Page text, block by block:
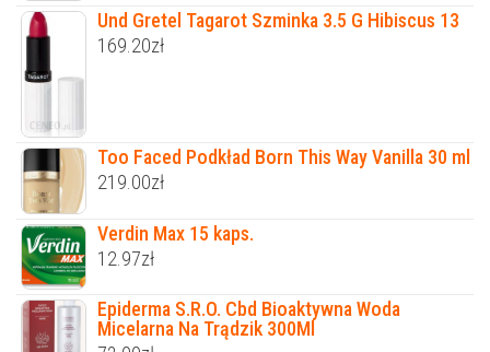
Und Gretel Tagarot Szminka 3.5 G Hibiscus 13
169.20zł
Too Faced Podkład Born This Way Vanilla 30 ml
219.00zł
Verdin Max 15 kaps.
12.97zł
Epiderma S.R.O. Cbd Bioaktywna Woda
Micelarna Na Trądzik 300Ml